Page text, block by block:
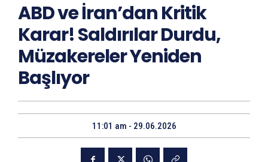
ABD ve İran’dan Kritik
Karar! Saldırılar Durdu,
Müzakereler Yeniden
Başlıyor
11:01 am - 29.06.2026